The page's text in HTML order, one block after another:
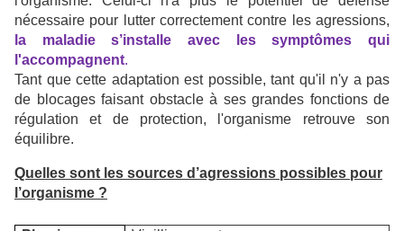
nécessaire pour lutter correctement contre les agressions,
la maladie s’installe avec les symptômes qui
l'accompagnent.
Tant que cette adaptation est possible, tant qu'il n'y a pas
de blocages faisant obstacle à ses grandes fonctions de
régulation et de protection, l'organisme retrouve son
équilibre.
Quelles sont les sources d’agressions possibles pour
l’organisme ?